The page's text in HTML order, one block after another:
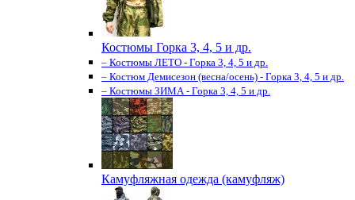
Костюмы Горка 3, 4, 5 и др.
– Костюмы ЛЕТО - Горка 3, 4, 5 и др.
– Костюм Демисезон (весна/осень) - Горка 3, 4, 5 и др.
– Костюмы ЗИМА - Горка 3, 4, 5 и др.
Камуфляжная одежда (камуфляж)